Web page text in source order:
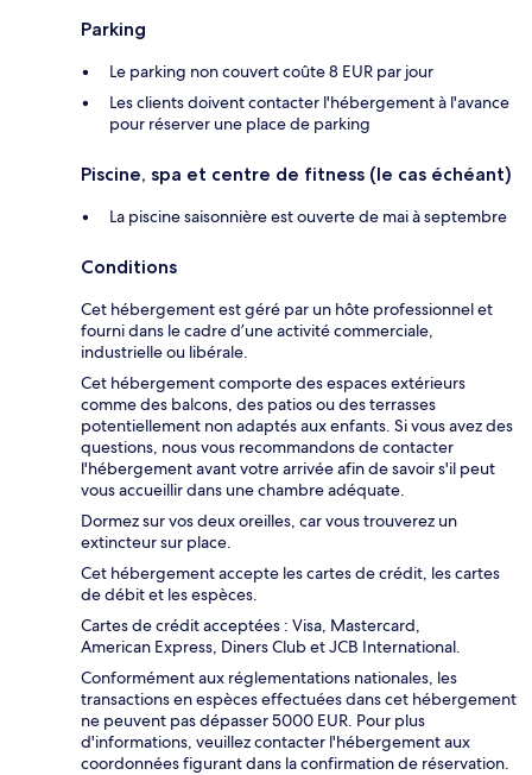
Parking
Le parking non couvert coûte 8 EUR par jour
Les clients doivent contacter l'hébergement à l'avance
pour réserver une place de parking
Piscine, spa et centre de fitness (le cas échéant)
La piscine saisonnière est ouverte de mai à septembre
Conditions
Cet hébergement est géré par un hôte professionnel et
fourni dans le cadre d’une activité commerciale,
industrielle ou libérale.
Cet hébergement comporte des espaces extérieurs
comme des balcons, des patios ou des terrasses
potentiellement non adaptés aux enfants. Si vous avez des
questions, nous vous recommandons de contacter
l'hébergement avant votre arrivée afin de savoir s'il peut
vous accueillir dans une chambre adéquate.
Dormez sur vos deux oreilles, car vous trouverez un
extincteur sur place.
Cet hébergement accepte les cartes de crédit, les cartes
de débit et les espèces.
Cartes de crédit acceptées : Visa, Mastercard,
American Express, Diners Club et JCB International.
Conformément aux réglementations nationales, les
transactions en espèces effectuées dans cet hébergement
ne peuvent pas dépasser 5000 EUR. Pour plus
d'informations, veuillez contacter l'hébergement aux
coordonnées figurant dans la confirmation de réservation.